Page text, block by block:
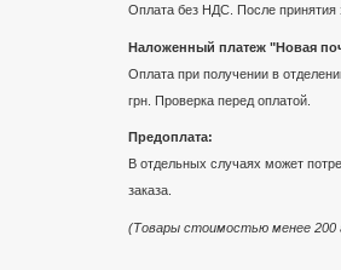
Оплата без НДС. После принятия
Наложенный платеж "Новая
Оплата при получении в
грн. Проверка перед оплатой.
Предоплата:
В отдельных случаях может
заказа.
(Товары стоимостью менее 200